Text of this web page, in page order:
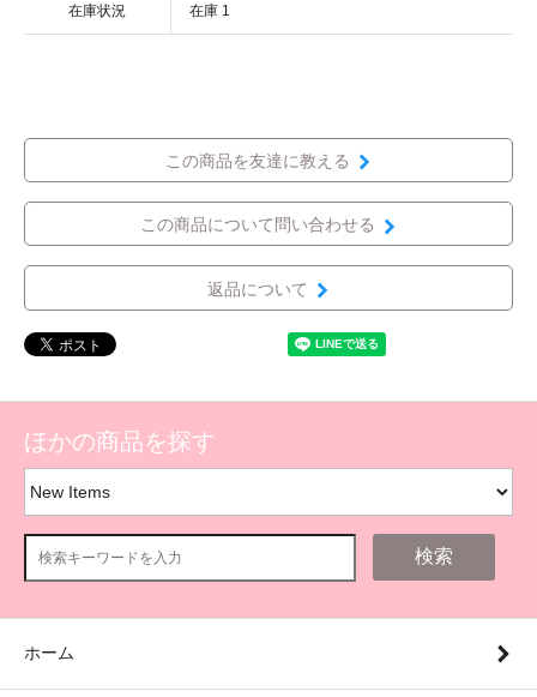
在庫状況 在庫 1
この商品を友達に教える
この商品について問い合わせる
返品について
ほかの商品を探す
検索
ホーム